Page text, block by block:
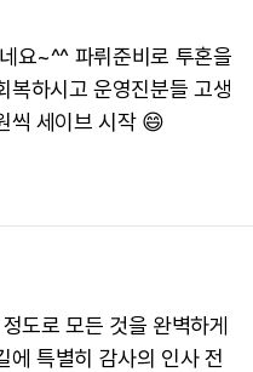
요~^^ 파뤼준비로 투혼을
복하시고 운영진분들 고생
씩 세이브 시작 😄
도로 모든 것을 완벽하게
에 특별히 감사의 인사 전